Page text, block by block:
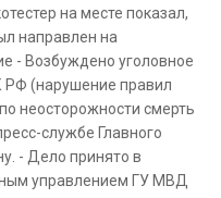
на месте показал,
направлен на
- Возбуждено уголовное
РФ (нарушение правил
неосторожности смерть
службе Главного
- Дело принято в
управлением ГУ МВД